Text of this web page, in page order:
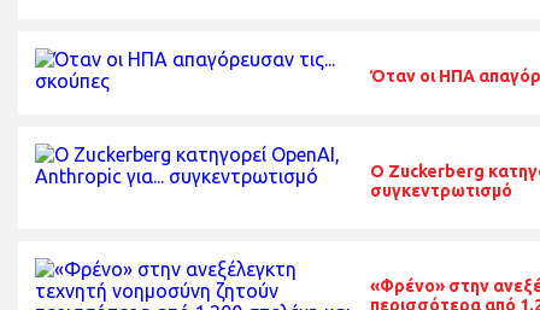
Όταν οι ΗΠΑ
O Zuckerberg
συγκεντρωτισμό
«Φρένο» στην
περισσότερα από